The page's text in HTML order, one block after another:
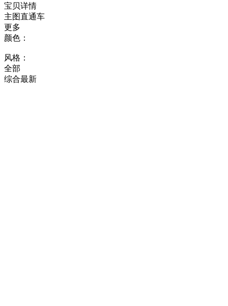
宝贝详情
主图直通车
更多
颜色：
风格：
全部
综合最新